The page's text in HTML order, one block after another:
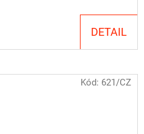
DETAIL
Kód: 621/CZ